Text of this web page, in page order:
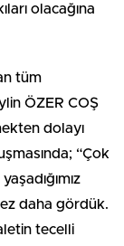
olacağına
tüm
ÖZER COŞ
dolayı
“Çok
daha gördük.
tecelli